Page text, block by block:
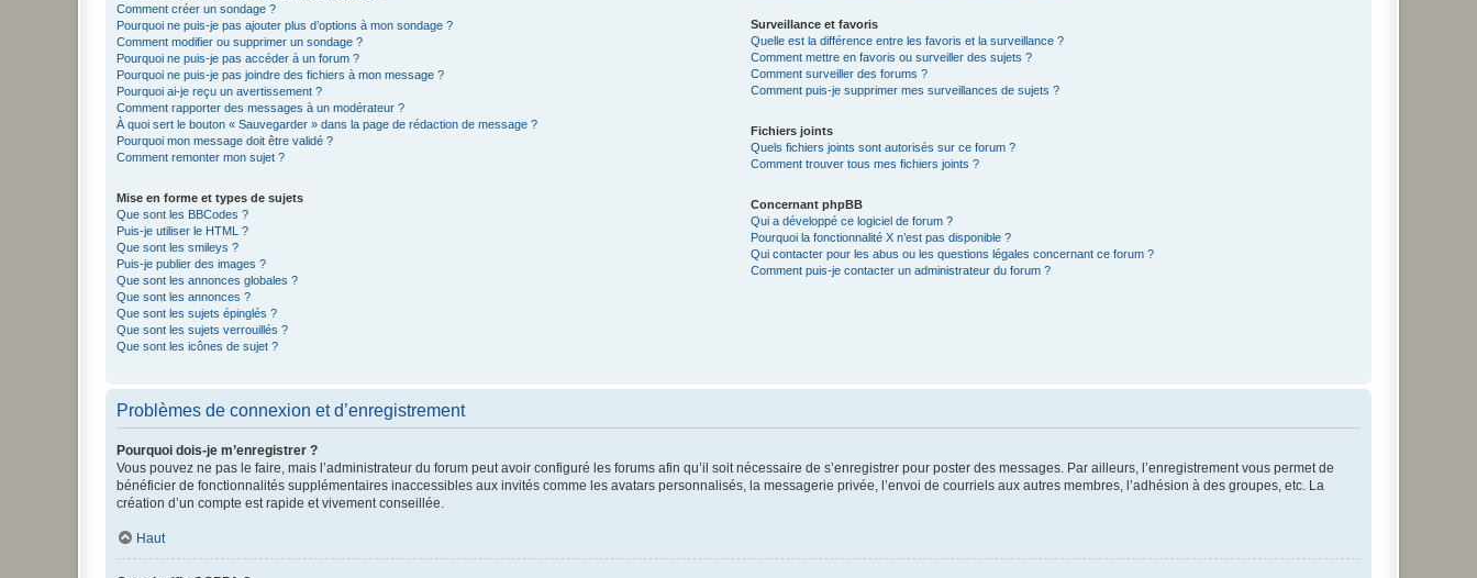
Comment créer un sondage ?
Pourquoi ne puis-je pas ajouter plus d’options à mon sondage ?
Comment modifier ou supprimer un sondage ?
Pourquoi ne puis-je pas accéder à un forum ?
Pourquoi ne puis-je pas joindre des fichiers à mon message ?
Pourquoi ai-je reçu un avertissement ?
Comment rapporter des messages à un modérateur ?
À quoi sert le bouton « Sauvegarder » dans la page de rédaction de message ?
Pourquoi mon message doit être validé ?
Comment remonter mon sujet ?
Mise en forme et types de sujets
Que sont les BBCodes ?
Puis-je utiliser le HTML ?
Que sont les smileys ?
Puis-je publier des images ?
Que sont les annonces globales ?
Que sont les annonces ?
Que sont les sujets épinglés ?
Que sont les sujets verrouillés ?
Que sont les icônes de sujet ?
Surveillance et favoris
Quelle est la différence entre les favoris et la surveillance ?
Comment mettre en favoris ou surveiller des sujets ?
Comment surveiller des forums ?
Comment puis-je supprimer mes surveillances de sujets ?
Fichiers joints
Quels fichiers joints sont autorisés sur ce forum ?
Comment trouver tous mes fichiers joints ?
Concernant phpBB
Qui a développé ce logiciel de forum ?
Pourquoi la fonctionnalité X n’est pas disponible ?
Qui contacter pour les abus ou les questions légales concernant ce forum ?
Comment puis-je contacter un administrateur du forum ?
Problèmes de connexion et d’enregistrement
Pourquoi dois-je m’enregistrer ?
Vous pouvez ne pas le faire, mais l’administrateur du forum peut avoir configuré les forums afin qu’il soit nécessaire de s’enregistrer pour poster des messages. Par ailleurs, l’enregistrement vous permet de
bénéficier de fonctionnalités supplémentaires inaccessibles aux invités comme les avatars personnalisés, la messagerie privée, l’envoi de courriels aux autres membres, l’adhésion à des groupes, etc. La
création d’un compte est rapide et vivement conseillée.
Haut